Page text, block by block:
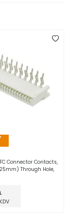
Connector Contacts,
Through Hole,